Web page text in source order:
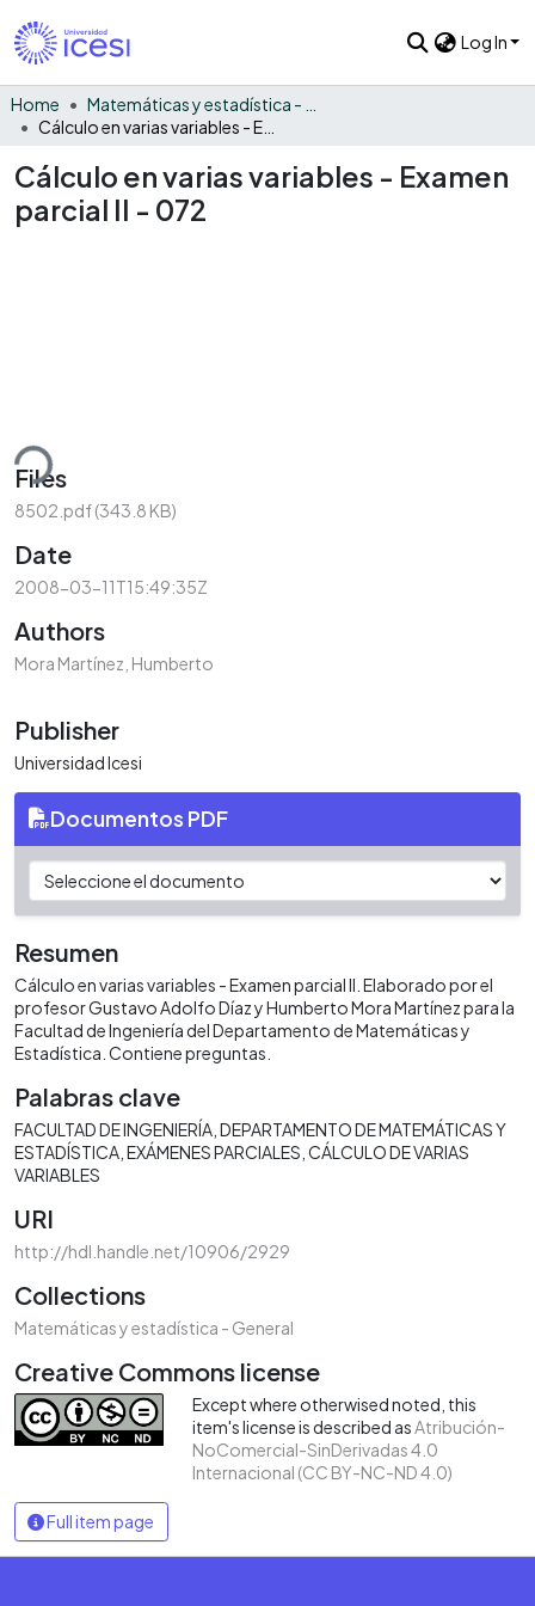
Log In
Home
Cálculo en varias variables - Examen
parcial II - 072
Files
8502.pdf(343.8 KB)
Date
2008-03-11T15:49:35Z
Authors
Mora Martínez, Humberto
Publisher
Universidad Icesi
Documentos PDF
Resumen
Cálculo en varias variables - Examen parcial II. Elaborado por el
profesor Gustavo Adolfo Díaz y Humberto Mora Martínez para la
Facultad de Ingeniería del Departamento de Matemáticas y
Estadística. Contiene preguntas.
Palabras clave
FACULTAD DE INGENIERÍA DEPARTAMENTO DE MATEMÁTICAS Y
ESTADÍSTICA EXÁMENES PARCIALES CÁLCULO DE VARIAS
VARIABLES
URI
http://hdl.handle.net/10906/2929
Collections
Matemáticas y estadística - General
Creative Commons license
Except where otherwised noted, this
item's license is described asAtribución-
NoComercial-SinDerivadas 4.0
Internacional (CC BY-NC-ND 4.0)
Full item page